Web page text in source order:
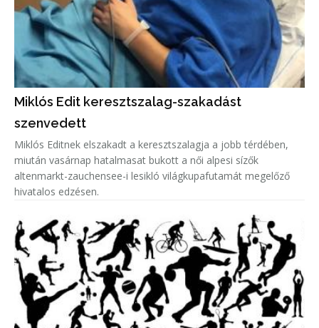
Miklós Edit keresztszalag-szakadást
szenvedett
Miklós Editnek elszakadt a keresztszalagja a jobb térdében,
miután vasárnap hatalmasat bukott a női alpesi sízők
altenmarkt-zauchensee-i lesikló világkupafutamát megelőző
hivatalos edzésen.